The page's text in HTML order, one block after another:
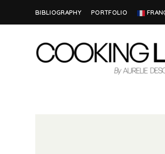
BIBLIOGRAPHY PORTFOLIO